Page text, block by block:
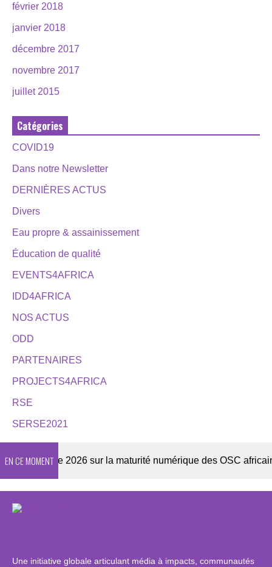
février 2018
janvier 2018
décembre 2017
novembre 2017
juillet 2015
Catégories
COVID19
Dans notre Newsletter
DERNIÈRES ACTUS
Divers
Eau propre & assainissement
Éducation de qualité
EVENTS4AFRICA
IDD4AFRICA
NOS ACTUS
ODD
PARTENAIRES
PROJECTS4AFRICA
RSE
SERSE2021
EN CE MOMENT
Enquête 2026 sur la maturité numérique des OSC africaines
Une initiative globale articulant média à impacts, communautés